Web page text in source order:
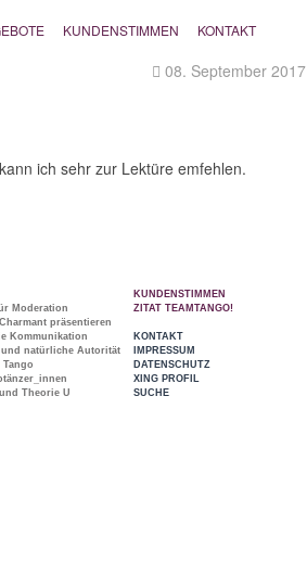
KUNDENSTIMMEN KONTAKT
08. September 2017
ich sehr zur Lektüre emfehlen.
Moderation
präsentieren
Kommunikation
und natürliche Autorität
Tango
Theorie U
KUNDENSTIMMEN
ZITAT TEAMTANGO!
KONTAKT
IMPRESSUM
DATENSCHUTZ
XING PROFIL
SUCHE